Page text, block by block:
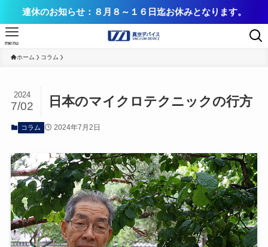
連休のお知らせ：８月８～１６日迄お休みとなります。
menu
ホーム コラム
日本のマイクロテクニックの行方
2024
7/02
コラム 2024年7月2日